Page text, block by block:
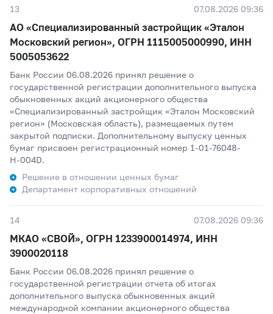
13 07.08.2026 09:36
АО «Специализированный застройщик «Эталон
Московский регион», ОГРН 1115005000990, ИНН
5005053622
Банк России 06.08.2026 принял решение о
государственной регистрации дополнительного выпуска
обыкновенных акций акционерного общества
«Специализированный застройщик «Эталон Московский
регион» (Московская область), размещаемых путем
закрытой подписки. Дополнительному выпуску ценных
бумаг присвоен регистрационный номер 1-01-76048-
Н-004D.
Решение в отношении ценных бумаг
Департамент корпоративных отношений
14 07.08.2026 09:36
МКАО «СВОЙ», ОГРН 1233900014974, ИНН
3900020118
Банк России 06.08.2026 принял решение о
государственной регистрации отчета об итогах
дополнительного выпуска обыкновенных акций
международной компании акционерного общества